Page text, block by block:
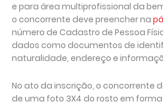
e para área multiprofissional da
o concorrente deve preencher na
número de Cadastro de Pessoa
dados como documentos de
naturalidade, endereço e
No ato da inscrição, o concorrente
de uma foto 3X4 do rosto em